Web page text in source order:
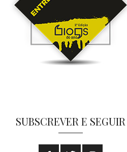
SUBSCREVER E SEGUIR